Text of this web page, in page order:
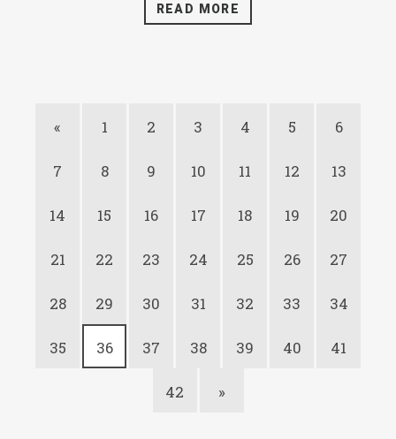
READ MORE
« 1 2 3 4 5 6
7 8 9 10 11 12 13
14 15 16 17 18 19 20
21 22 23 24 25 26 27
28 29 30 31 32 33 34
35 36 37 38 39 40 41
42 »